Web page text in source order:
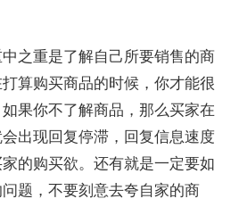
重是了解自己所要销售的商
算购买商品的时候，你才能很
果你不了解商品，那么买家在
出现回复停滞，回复信息速度
的购买欲。还有就是一定要如
题，不要刻意去夸自家的商